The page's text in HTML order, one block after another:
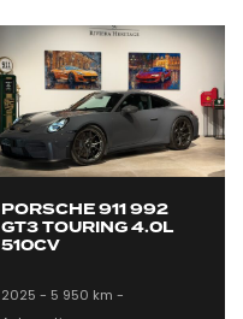
PORSCHE 911 992
GT3 TOURING 4.0L
510CV
2025 - 5 950 km -